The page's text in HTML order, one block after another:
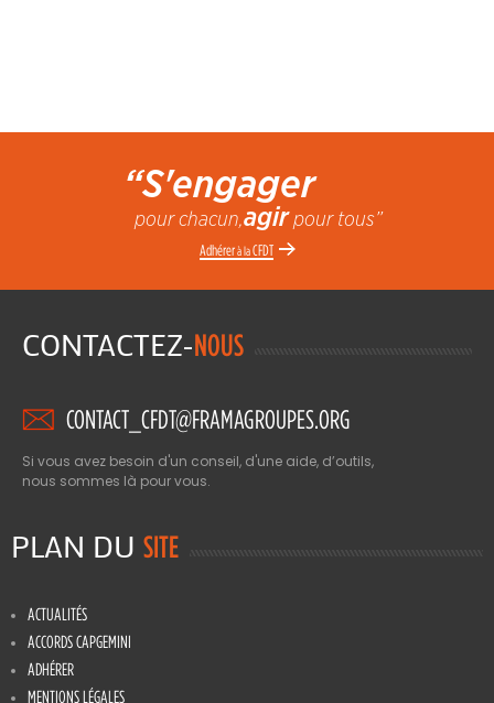
“S'engager
pour chacun,agirpour tous”
Adhérerà laCFDT
CONTACTEZ-NOUS
CONTACT_CFDT@FRAMAGROUPES.ORG
Si vous avez besoin d'un conseil, d'une aide, d’outils,
nous sommes là pour vous.
PLAN DU SITE
ACTUALITÉS
ACCORDS CAPGEMINI
ADHÉRER
MENTIONS LÉGALES